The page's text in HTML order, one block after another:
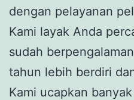
dengan pelayanan
Kami layak Anda
sudah
tahun lebih berdiri
Kami ucapkan